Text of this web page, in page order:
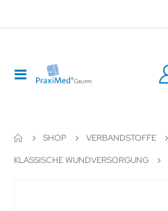
Navigation
umschalten
SHOP VERBANDSTOFFE
KLASSISCHE WUNDVERSORGUNG